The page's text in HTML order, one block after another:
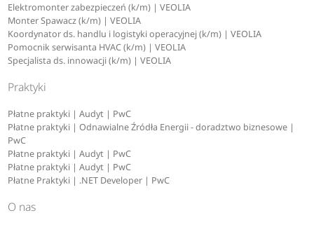
Elektromonter zabezpieczeń (k/m) | VEOLIA
Monter Spawacz (k/m) | VEOLIA
Koordynator ds. handlu i logistyki operacyjnej (k/m) | VEOLIA
Pomocnik serwisanta HVAC (k/m) | VEOLIA
Specjalista ds. innowacji (k/m) | VEOLIA
Praktyki
Płatne praktyki | Audyt | PwC
Płatne praktyki | Odnawialne Źródła Energii - doradztwo biznesowe |
PwC
Płatne praktyki | Audyt | PwC
Płatne praktyki | Audyt | PwC
Płatne Praktyki | .NET Developer | PwC
O nas